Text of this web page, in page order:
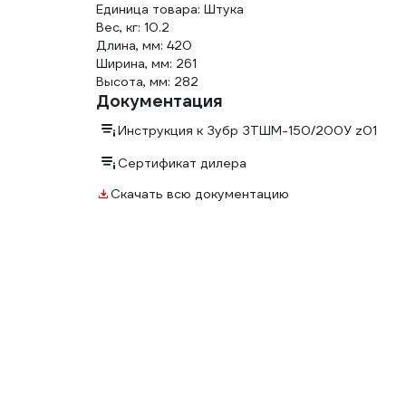
Единица товара: Штука
Вес, кг: 10.2
Длина, мм: 420
Ширина, мм: 261
Высота, мм: 282
Документация
Инструкция к Зубр ЗТШМ-150/200У z01
Сертификат дилера
Скачать всю документацию